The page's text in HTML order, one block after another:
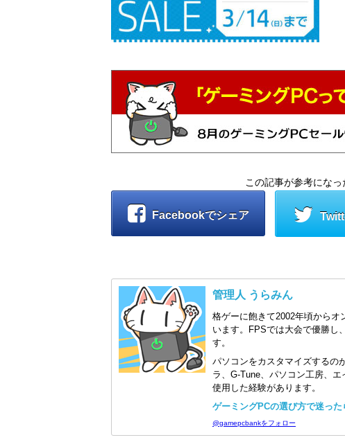
この記事が参考になっ
Facebookでシェア
管理人 うらみん
格ゲーに飽きて2002年頃から
います。FPSでは大会で優勝し
す。
パソコンをカスタマイズするの
ラ、G-Tune、パソコン工房、
使用した経験があります。
ゲーミングPCの選び方で迷っ
@gamepcbankをフォロー